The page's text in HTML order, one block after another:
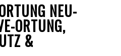
NEU-
ORTUNG,
&